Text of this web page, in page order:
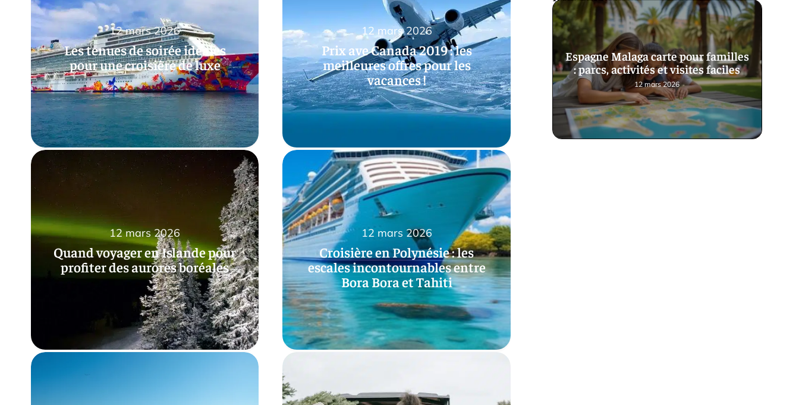
Les tenues de soirée idéales
pour une croisière de luxe
12 mars 2026
Prix ave Canada 2019 : les
meilleures offres pour les
vacances !
12 mars 2026
Quand voyager en Islande pour
profiter des aurores boréales
12 mars 2026
Croisière en Polynésie : les
escales incontournables entre
Bora Bora et Tahiti
12 mars 2026
Espagne Malaga carte pour familles
: parcs, activités et visites faciles
12 mars 2026